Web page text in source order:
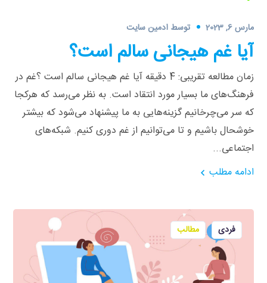
مارس 6, 2023 توسطادمین سایت
آیا غم هیجانی سالم است؟
زمان مطالعه تقریبی: 4 دقیقه آیا غم هیجانی سالم است ؟غم در
فرهنگ‌های ما بسیار مورد انتقاد است. به نظر می‌رسد که هرکجا
که سر می‌چرخانیم گزینه‌هایی به ما پیشنهاد می‌شود که بیشتر
خوشحال باشیم و تا می‌توانیم از غم دوری کنیم. شبکه‌های
اجتماعی...
ادامه مطلب
فردی مطالب